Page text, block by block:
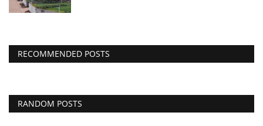
RECOMMENDED POSTS
RANDOM POSTS